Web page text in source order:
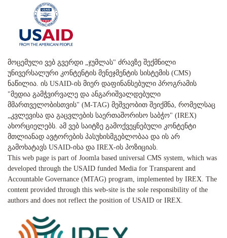
მოცემული ვებ გვერდი „ჯუმლას" ძრავზე შექმნილი
უნივერსალური კონტენტის მენეჯმენტის სისტემის (CMS)
ნაწილია. ის USAID-ის მიერ დაფინანსებული პროგრამის
"მედია გამჭვირვალე და ანგარიშვალდებული
მმართველობისთვის" (M-TAG) მეშვეობით შეიქმნა, რომელსაც
„კვლევისა და გაცვლების საერთაშორისო საბჭო" (IREX)
ახორციელებს. ამ ვებ საიტზე გამოქვეყნებული კონტენტი
მთლიანად ავტორების პასუხისმგებლობაა და ის არ
გამოხატავს USAID-ისა და IREX-ის პოზიციას.
This web page is part of Joomla based universal CMS system, which was
developed through the USAID funded Media for Transparent and
Accountable Governance (MTAG) program, implemented by IREX. The
content provided through this web-site is the sole responsibility of the
authors and does not reflect the position of USAID or IREX.